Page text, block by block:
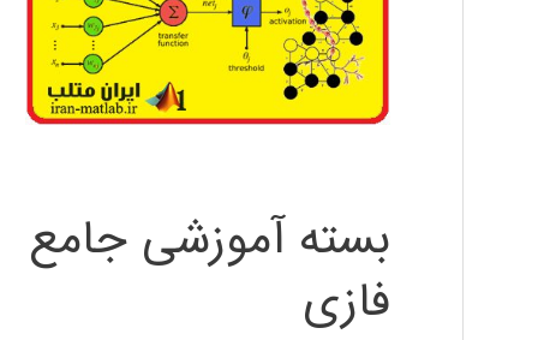
بسته آموزشی جامع
فازی